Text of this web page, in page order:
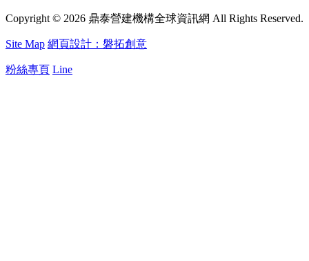
Copyright © 2026 鼎泰營建機構全球資訊網 All Rights Reserved.
Site Map 網頁設計：磐拓創意
粉絲專頁 Line